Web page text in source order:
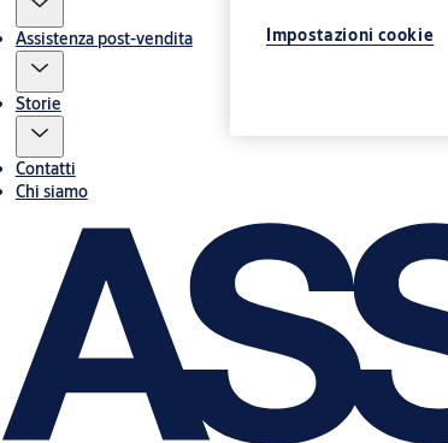
Assistenza post-vendita
Storie
Contatti
Chi siamo
Impostazioni cookie